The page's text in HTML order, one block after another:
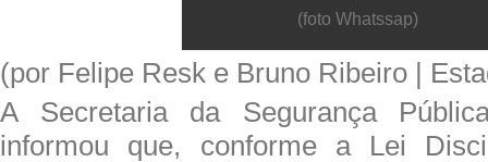
(foto Whatssap)
(por Felipe Resk e Bruno Ribeiro |
A Secretaria da Segurança
informou que, conforme a Lei